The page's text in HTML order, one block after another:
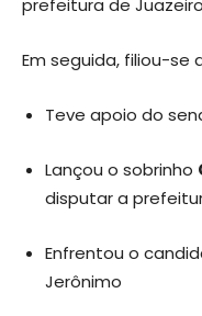
prefeitura de
Em seguida, filiou-se
Teve apoio do
Lançou o sobrinho
disputar a
Enfrentou o
Jerônimo